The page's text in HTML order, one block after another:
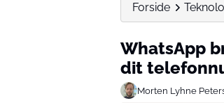
Forside
WhatsApp
dit
Morten Lyhne